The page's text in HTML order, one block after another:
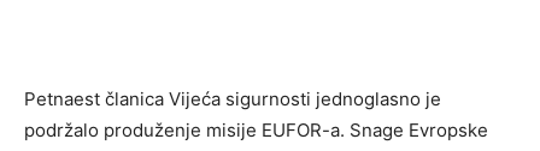
Petnaest članica Vijeća sigurnosti jednoglasno je
podržalo produženje misije EUFOR-a. Snage Evropske